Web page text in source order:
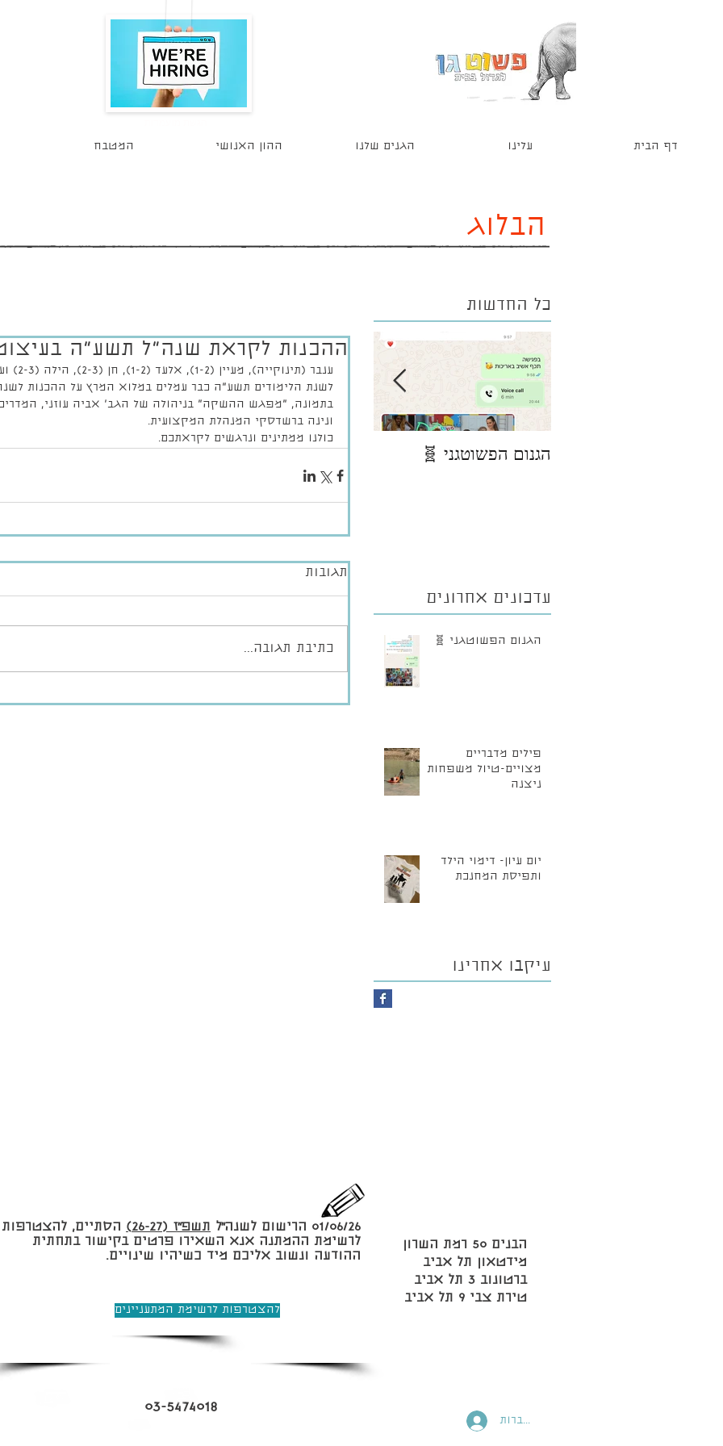
המטבח ההון האנושי הגנים שלנו עלינו דף הבית
הבלוג
ההכנות לקראת שנה"ל תשע"ה
לשנת הלימודים תשע"ה כבר עמלים במלוא המרץ על ההכנות
בתמונה, "מפגש ההשקה" בניהולה של הגב' אביה עוזני,
ונינה ברשדסקי המנהלת המקצועית.
כולנו ממתינים ונרגשים לקראתכם.
תגובות
כתיבת תגובה...
כל החדשות
הגנום הפשוטגני 🧬
מצויים-טיול משפחות
ניצנה
עדכונים אחרונים
הגנום הפשוטגני 🧬
פילים מדבריים
מצויים-טיול משפחות
ניצנה
יום עיון- דימוי הילד
ותפיסת המחנכת
עיקבו אחרינו
הבנים 50 רמת השרון
מידטאון תל אביב
ברטונוב 3 תל אביב
טירת צבי 9 תל אביב
01/06/26 הרישום לשנה״ל תשפ״ז (26-27)
הסתיים, להצטרפות
לרשימת ההמתנה אנא השאירו פרטים בקישור בתחתית
ההודעה ונשוב אליכם מיד כשיהיו שינויים.
להצטרפות לרשימת המתעניינים
03-5474018
להתחברות